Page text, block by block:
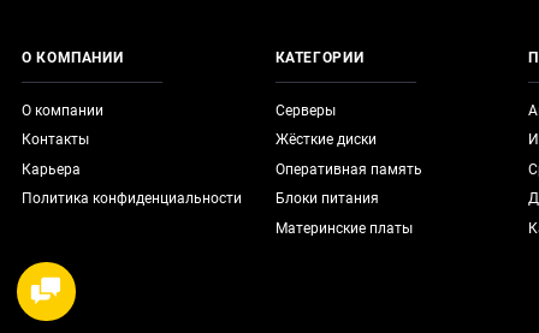
О КОМПАНИИ
О компании
Контакты
Карьера
Политика конфиденциальности
КАТЕГОРИИ
Серверы
Жёсткие диски
Оперативная память
Блоки питания
Материнские платы